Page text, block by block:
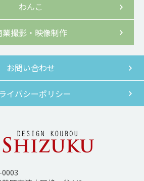
わんこ
業撮影・映像制作
お問い合わせ
イバシーポリシー